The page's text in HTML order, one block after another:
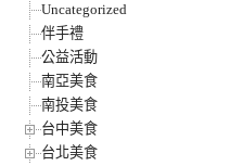
Uncategorized
伴手禮
公益活動
南亞美食
南投美食
台中美食
台北美食